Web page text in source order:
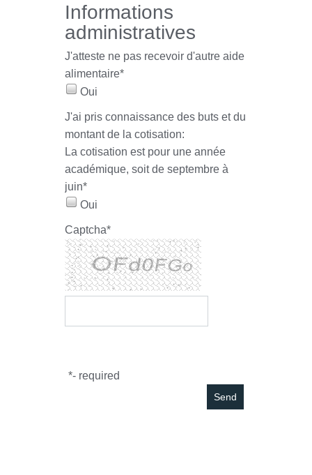
Informations
administratives
J'atteste ne pas recevoir d'autre aide
alimentaire*
Oui
J'ai pris connaissance des buts et du
montant de la cotisation:
La cotisation est pour une année
académique, soit de septembre à
juin*
Oui
Captcha*
*- required